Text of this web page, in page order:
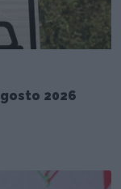
2026